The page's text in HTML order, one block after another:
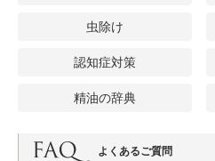
虫除け
認知症対策
精油の辞典
よくあるご質問